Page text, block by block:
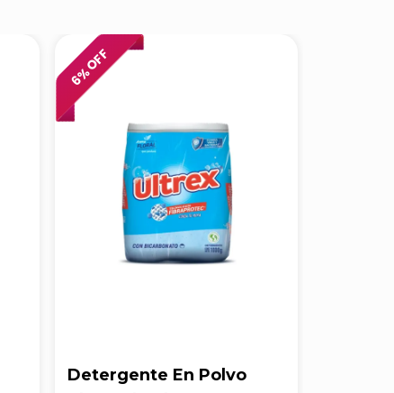
6
% OFF
Detergente En Polvo